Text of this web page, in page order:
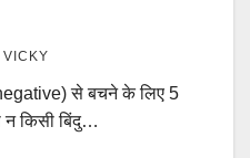
VICKY
से बचने के लिए 5
न किसी बिंदु…